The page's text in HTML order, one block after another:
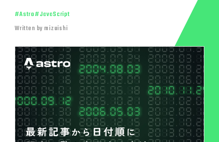
#Astro#JavaScript
Written by mizuishi